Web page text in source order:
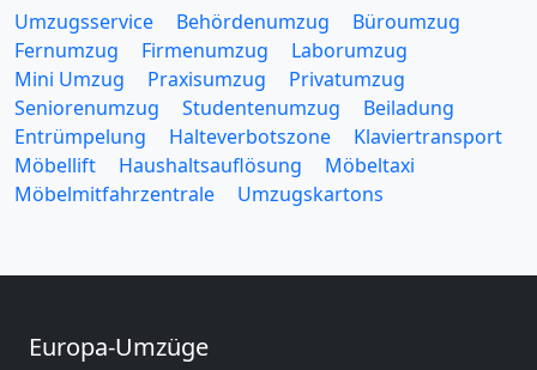
Umzugsservice Behördenumzug
Büroumzug
Fernumzug
Firmenumzug
Laborumzug
Mini Umzug
Praxisumzug
Privatumzug
Seniorenumzug
Studentenumzug
Beiladung
Entrümpelung
Halteverbotszone
Klaviertransport
Möbellift
Haushaltsauflösung
Möbeltaxi
Möbelmitfahrzentrale
Umzugskartons
Europa-Umzüge